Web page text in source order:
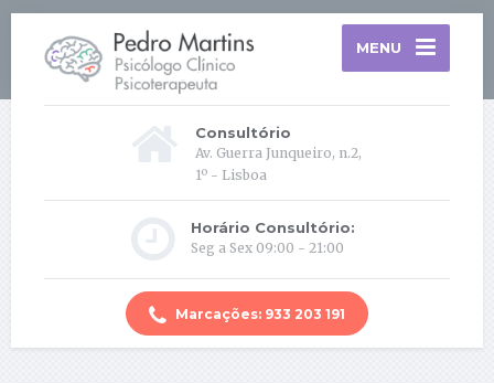
MENU
Consultório
Av. Guerra Junqueiro, n.2,
1º - Lisboa
Horário Consultório:
Seg a Sex 09:00 - 21:00
Marcações: 933 203 191